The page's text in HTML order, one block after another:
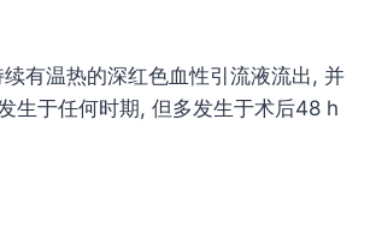
有温热的深红色血性引流液流出, 并
生于任何时期, 但多发生于术后48 h